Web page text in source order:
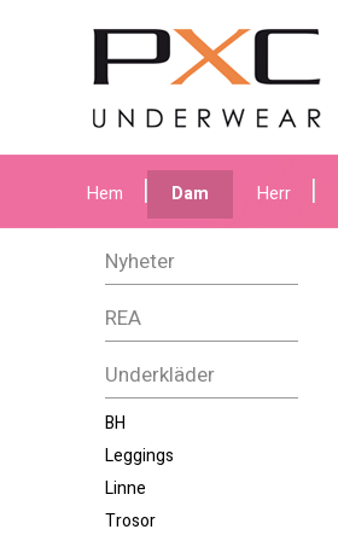
Hem Dam Herr
Nyheter
REA
Underkläder
BH
Leggings
Linne
Trosor